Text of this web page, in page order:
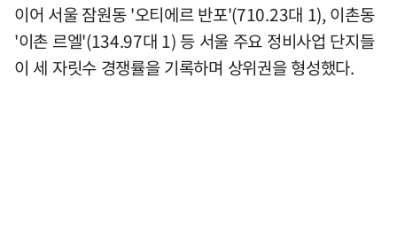
이어 서울 잠원동 '오티에르 반포'(710.23대 1), 이촌동
'이촌 르엘'(134.97대 1) 등 서울 주요 정비사업 단지들
이 세 자릿수 경쟁률을 기록하며 상위권을 형성했다.